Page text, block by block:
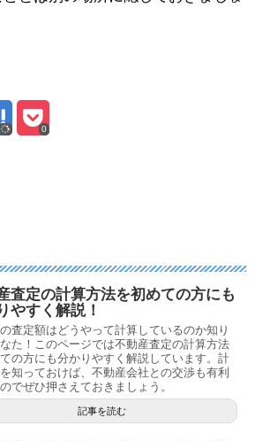
0
査定の計算方法を初めての方にも
やすく解説！
査定額はどうやって計算しているのか知り
た！このページでは不動産査定の計算方法
の方にも分かりやすく解説しています。計
知っておけば、不動産会社との交渉も有利
でぜひ押さえておきましょう。
記事を読む